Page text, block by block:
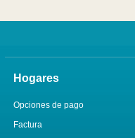
Hogares
Opciones de pago
Factura